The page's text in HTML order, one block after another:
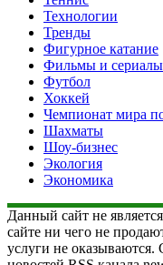
Технологии
Тренды
Фигурное катание
Фильмы и сериалы
Футбол
Хоккей
Чемпионат мира
Шахматы
Шоу-бизнес
Экология
Экономика
Данный сайт не
сайте ни чего не
услуги не оказываются.